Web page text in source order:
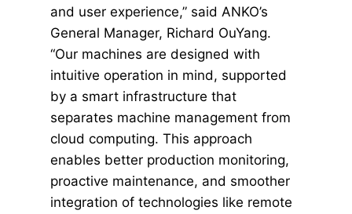
and user experience,” said ANKO’s
General Manager, Richard OuYang.
“Our machines are designed with
intuitive operation in mind, supported
by a smart infrastructure that
separates machine management from
cloud computing. This approach
enables better production monitoring,
proactive maintenance, and smoother
integration of technologies like remote